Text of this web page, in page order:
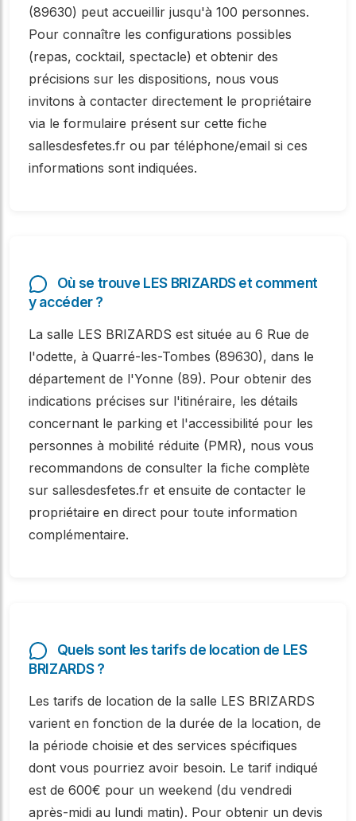
(89630) peut accueillir jusqu'à 100 personnes.
Pour connaître les configurations possibles
(repas, cocktail, spectacle) et obtenir des
précisions sur les dispositions, nous vous
invitons à contacter directement le propriétaire
via le formulaire présent sur cette fiche
sallesdesfetes.fr ou par téléphone/email si ces
informations sont indiquées.
Où se trouve LES BRIZARDS et comment
y accéder ?
La salle LES BRIZARDS est située au 6 Rue de
l'odette, à Quarré-les-Tombes (89630), dans le
département de l'Yonne (89). Pour obtenir des
indications précises sur l'itinéraire, les détails
concernant le parking et l'accessibilité pour les
personnes à mobilité réduite (PMR), nous vous
recommandons de consulter la fiche complète
sur sallesdesfetes.fr et ensuite de contacter le
propriétaire en direct pour toute information
complémentaire.
Quels sont les tarifs de location de LES
BRIZARDS ?
Les tarifs de location de la salle LES BRIZARDS
varient en fonction de la durée de la location, de
la période choisie et des services spécifiques
dont vous pourriez avoir besoin. Le tarif indiqué
est de 600€ pour un weekend (du vendredi
après-midi au lundi matin). Pour obtenir un devis